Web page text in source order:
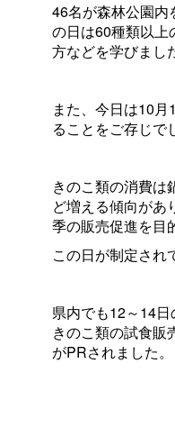
46名が森林公園内
の日は60種類以上
方などを学びまし
また、今日は10月
ることをご存じで
きのこ類の消費は
ど増える傾向があ
季の販売促進を目
この日が制定され
県内でも12～14日
きのこ類の試食販
がPRされました。